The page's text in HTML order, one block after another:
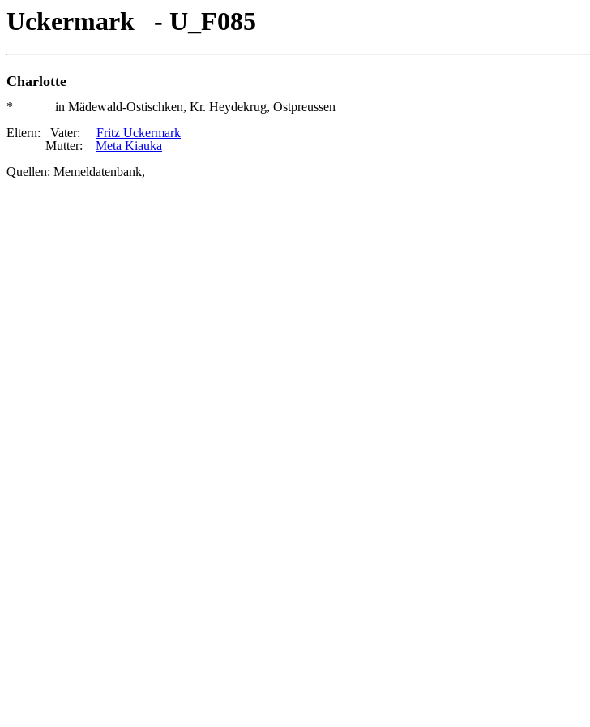
Uckermark - U_F085
Charlotte
* in Mädewald-Ostischken, Kr. Heydekrug, Ostpreussen
Eltern: Vater: Fritz Uckermark
Mutter: Meta Kiauka
Quellen: Memeldatenbank,